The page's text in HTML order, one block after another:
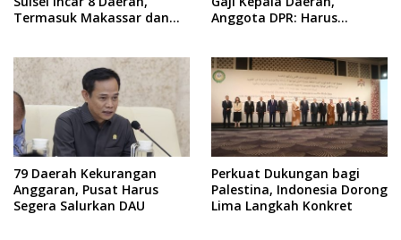
Termasuk Makassar dan
Anggota DPR: Harus
79 Daerah Kekurangan
Anggaran, Pusat Harus
Segera Salurkan DAU
Perkuat Dukungan bagi
Palestina, Indonesia Dorong
Lima Langkah Konkret